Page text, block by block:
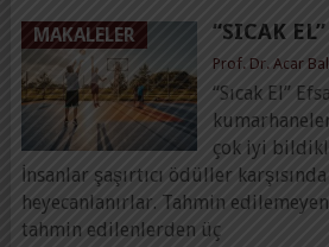
MAKALELER “SICAK
Prof. Dr. Acar
“Sıcak El”
çok iyi
İnsanlar şaşırtıcı ödüller
heyecanlanırlar. Tahmin
tahmin edilenlerden üç